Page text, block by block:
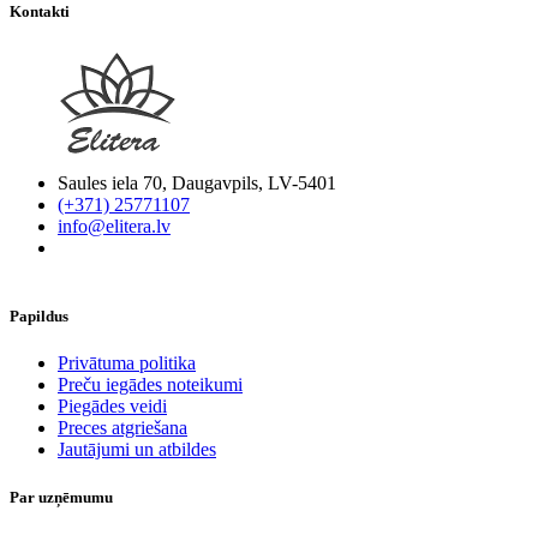
Kontakti
Saules iela 70, Daugavpils, LV-5401
(+371) 25771107
info@elitera.lv
Papildus
​Privātuma politika
Preču iegādes noteikumi
Piegādes veidi
Preces atgriešana
Jautājumi un atbildes
Par uzņēmumu